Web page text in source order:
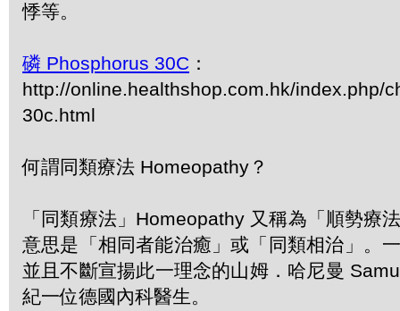
悸等。
磷 Phosphorus 30C ：
http://online.healthshop.com.hk/index.php/
30c.html
何謂同類療法 Homeopathy？
「同類療法」Homeopathy 又稱為「順勢療
意思是「相同者能治癒」或「同類相治」。
並且不斷宣揚此一理念的山姆．哈尼曼
紀一位德國內科醫生。